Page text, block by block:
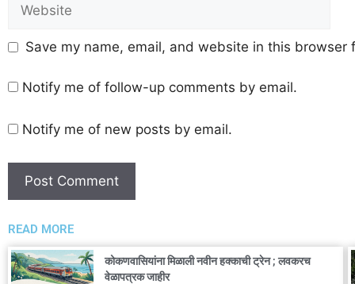
Save my name, email, and website in this browser
Notify me of follow-up comments by email.
Notify me of new posts by email.
READ MORE
कोकणवासियांना मिळाली नवीन हक्काची ट्रेन ; लवकरच
वेळापत्रक जाहीर